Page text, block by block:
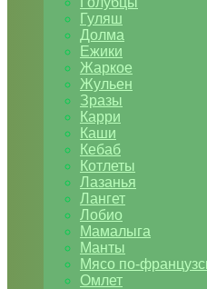
Гуляш
Долма
Ежики
Жаркое
Жульен
Зразы
Карри
Каши
Кебаб
Котлеты
Лазанья
Лангет
Лобио
Мамалыга
Манты
Мясо по-
Омлет